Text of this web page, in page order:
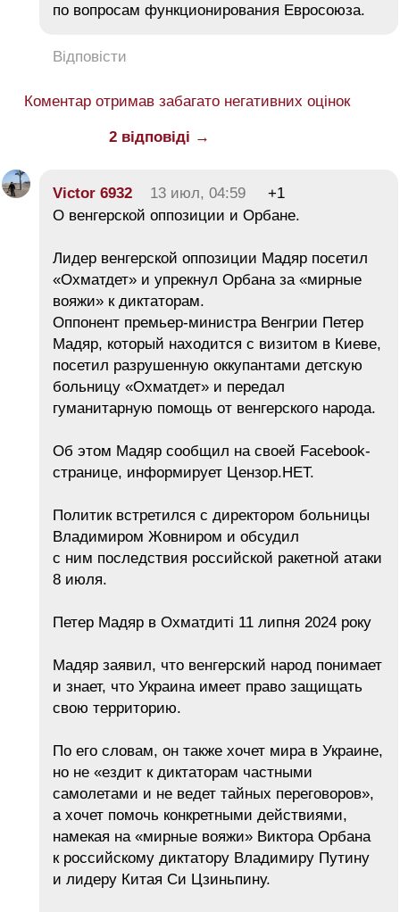
по вопросам функционирования Евросоюза.
Відповісти
Коментар отримав забагато негативних оцінок
2 відповіді →
Victor 6932 13 июл, 04:59
+1
О венгерской оппозиции и Орбане.
Лидер венгерской оппозиции Мадяр посетил
«Охматдет» и упрекнул Орбана за «мирные
вояжи» к диктаторам.
Оппонент премьер-министра Венгрии Петер
Мадяр, который находится с визитом в Киеве,
посетил разрушенную оккупантами детскую
больницу «Охматдет» и передал
гуманитарную помощь от венгерского народа.
Об этом Мадяр сообщил на своей Facebook-
странице, информирует Цензор.НЕТ.
Политик встретился с директором больницы
Владимиром Жовниром и обсудил
с ним последствия российской ракетной атаки
8 июля.
Петер Мадяр в Охматдиті 11 липня 2024 року
Мадяр заявил, что венгерский народ понимает
и знает, что Украина имеет право защищать
свою территорию.
По его словам, он также хочет мира в Украине,
но не «ездит к диктаторам частными
самолетами и не ведет тайных переговоров»,
а хочет помочь конкретными действиями,
намекая на «мирные вояжи» Виктора Орбана
к российскому диктатору Владимиру Путину
и лидеру Китая Си Цзиньпину.